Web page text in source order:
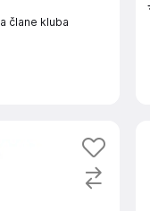
člane kluba